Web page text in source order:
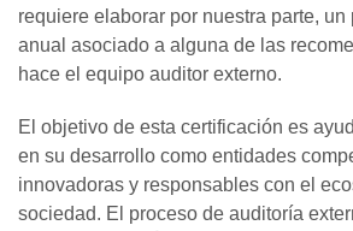
requiere elaborar por nuestra parte, un
anual asociado a alguna de las
hace el equipo auditor externo.
El objetivo de esta certificación es
en su desarrollo como entidades
innovadoras y responsables con el
sociedad. El proceso de auditoría